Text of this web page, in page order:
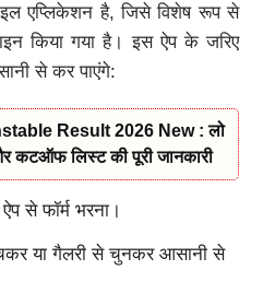
एप्लिकेशन है, जिसे विशेष रूप से
किया गया है। इस ऐप के जरिए
से कर पाएंगे:
Result 2026 New : लो
कटऑफ लिस्ट की पूरी जानकारी
से फॉर्म भरना।
या गैलरी से चुनकर आसानी से